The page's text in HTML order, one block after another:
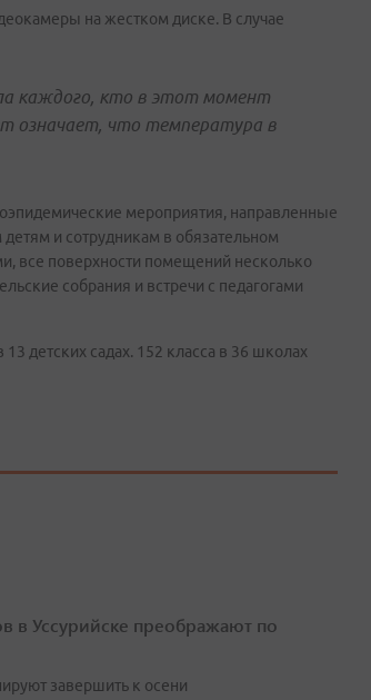
на жестком диске. В случае
каждого, кто в этот момент
означает, что температура в
мероприятия, направленные
и сотрудникам в обязательном
все поверхности помещений несколько
собрания и встречи с педагогами
детских садах. 152 класса в 36 школах
в Уссурийске преображают по
завершить к осени